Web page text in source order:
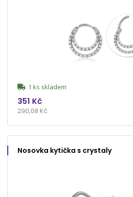
1 ks skladem
351 Kč
290,08 Kč
Nosovka kytička s crystaly